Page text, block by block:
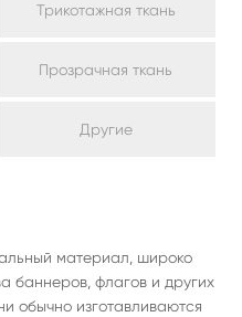
Трикотажная ткань
Прозрачная ткань
Другие
материал, широко
баннеров, флагов и других
обычно изготавливаются